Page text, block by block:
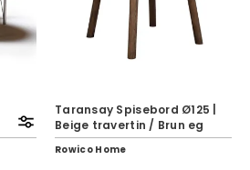
Taransay Spisebord Ø125 |
Beige travertin / Brun eg
Rowico Home